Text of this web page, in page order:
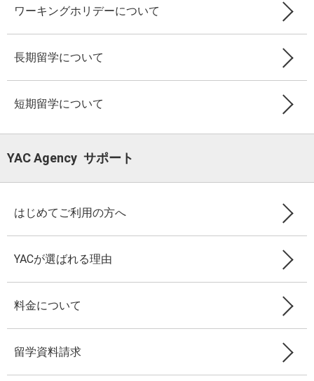
ワーキングホリデーについて
長期留学について
短期留学について
YAC Agency サポート
はじめてご利用の方へ
YACが選ばれる理由
料金について
留学資料請求